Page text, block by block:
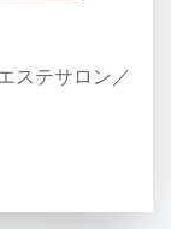
ステサロン／